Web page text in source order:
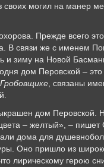
могил на манер
Прежде всего это
В связи же с именем
и зиму на Новой
дом Перовской – это
Гробовщике , связаны
дом Перовской.
– желтый», –
дома для
Оно пришло из
лирическому герою